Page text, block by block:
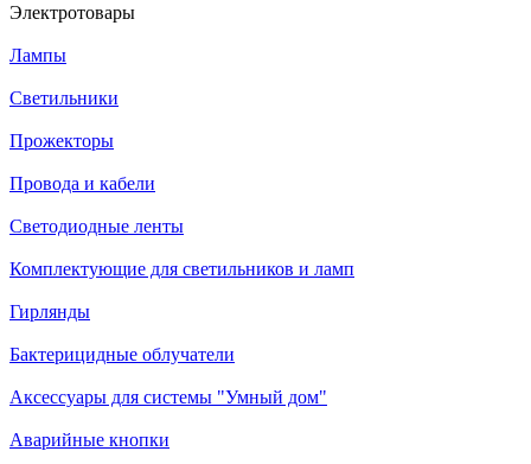
Электротовары
Лампы
Светильники
Прожекторы
Провода и кабели
Светодиодные ленты
Комплектующие для светильников и ламп
Гирлянды
Бактерицидные облучатели
Аксессуары для системы "Умный дом"
Аварийные кнопки